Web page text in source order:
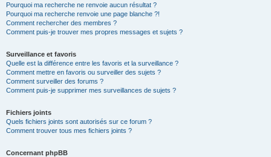
Pourquoi ma recherche ne renvoie aucun résultat ?
Pourquoi ma recherche renvoie une page blanche ?!
Comment rechercher des membres ?
Comment puis-je trouver mes propres messages et sujets ?
Surveillance et favoris
Quelle est la différence entre les favoris et la surveillance ?
Comment mettre en favoris ou surveiller des sujets ?
Comment surveiller des forums ?
Comment puis-je supprimer mes surveillances de sujets ?
Fichiers joints
Quels fichiers joints sont autorisés sur ce forum ?
Comment trouver tous mes fichiers joints ?
Concernant phpBB